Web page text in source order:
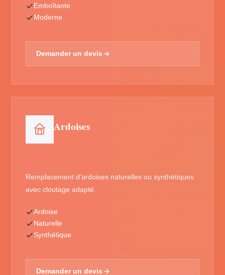
Emboîtante
Moderne
Demander un devis
Ardoises
Remplacement d'ardoises naturelles ou synthétiques
avec cloutage adapté.
Ardoise
Naturelle
Synthétique
Demander un devis